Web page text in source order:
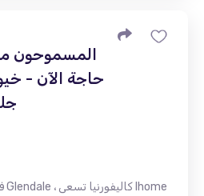
المسموحون
حاجة الآن -